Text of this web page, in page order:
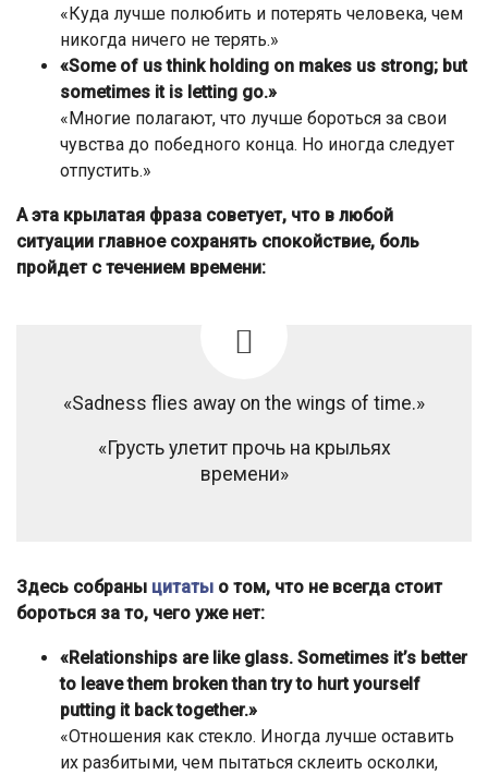
«Куда лучше полюбить и потерять человека, чем
никогда ничего не терять.»
«Some of us think holding on makes us strong; but
sometimes it is letting go.»
«Многие полагают, что лучше бороться за свои
чувства до победного конца. Но иногда следует
отпустить.»
А эта крылатая фраза советует, что в любой
ситуации главное сохранять спокойствие, боль
пройдет с течением времени:
«Sadness flies away on the wings of time.»
«Грусть улетит прочь на крыльях
времени»
Здесь собраны цитаты о том, что не всегда стоит
бороться за то, чего уже нет:
«Relationships are like glass. Sometimes it’s better
to leave them broken than try to hurt yourself
putting it back together.»
«Отношения как стекло. Иногда лучше оставить
их разбитыми, чем пытаться склеить осколки,